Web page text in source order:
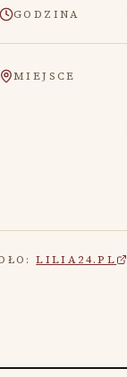
GODZINA
MIEJSCE
LILIA24.PL